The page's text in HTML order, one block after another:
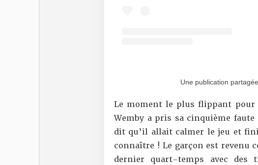
Une publication
Le moment le plus flippant
Wemby a pris sa cinquième
dit qu’il allait calmer le jeu et
connaître ! Le garçon est revenu
dernier quart-temps avec des